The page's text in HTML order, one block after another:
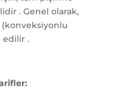
. Genel olarak,
(konveksiyonlu
.